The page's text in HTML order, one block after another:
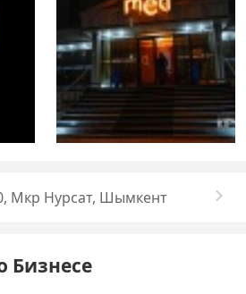
Мкр Нурсат, Шымкент
Бизнесе